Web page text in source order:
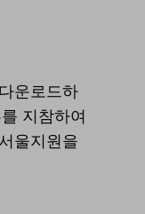
운로드하
지참하여
울지원을